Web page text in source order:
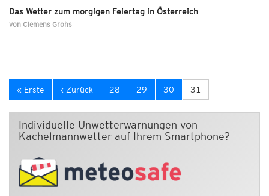
Das Wetter zum morgigen Feiertag in Österreich
von Clemens Grohs
« Erste ‹ Zurück 28 29 30 31
Individuelle Unwetterwarnungen von
Kachelmannwetter auf Ihrem Smartphone?